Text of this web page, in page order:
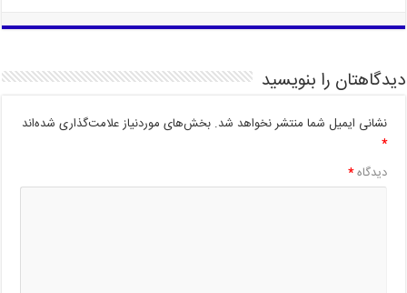
دیدگاهتان را بنویسید
نشانی ایمیل شما منتشر نخواهد شد. بخش‌های موردنیاز علامت‌گذاری شده‌اند
*
دیدگاه*